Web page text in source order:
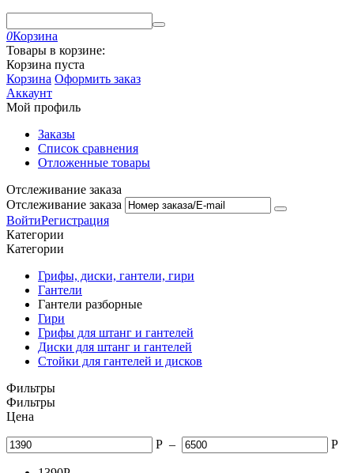
0Корзина
Товары в корзине:
Корзина пуста
Корзина Оформить заказ
Аккаунт
Мой профиль
Заказы
Список сравнения
Отложенные товары
Отслеживание заказа
Отслеживание заказа
ВойтиРегистрация
Категории
Категории
Грифы, диски, гантели, гири
Гантели
Гантели разборные
Гири
Грифы для штанг и гантелей
Диски для штанг и гантелей
Стойки для гантелей и дисков
Фильтры
Фильтры
Цена
Р – Р